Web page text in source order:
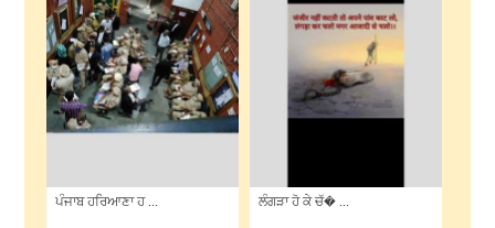
ਪੰਜਾਬ ਹਰਿਆਣਾ ਹ ... ਲੰਗੜਾ ਹੋ ਕੇ ਚੱ� ...